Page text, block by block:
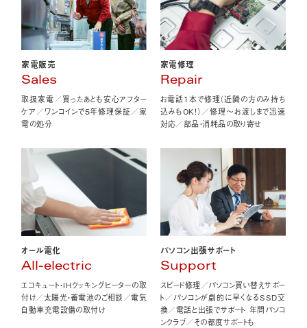
家電販売
Sales
取扱家電／買ったあとも安心アフター
ケア／ワンコインで5年修理保証／家
電の処分
家電修理
Repair
お電話1本で修理（近隣の方のみ持ち
込みもOK！）／修理〜お渡しまで迅速
対応／部品・消耗品の取り寄せ
オール電化
All-electric
エコキュート・IHクッキングヒーターの取
付け／太陽光・蓄電池のご相談／電気
自動車充電設備の取付け
パソコン出張サポート
Support
スピード修理／パソコン買い替えサポー
ト／パソコンが劇的に早くなるSSD交
換／電話と出張でサポート 年間パソコ
ンクラブ／その都度サポートも